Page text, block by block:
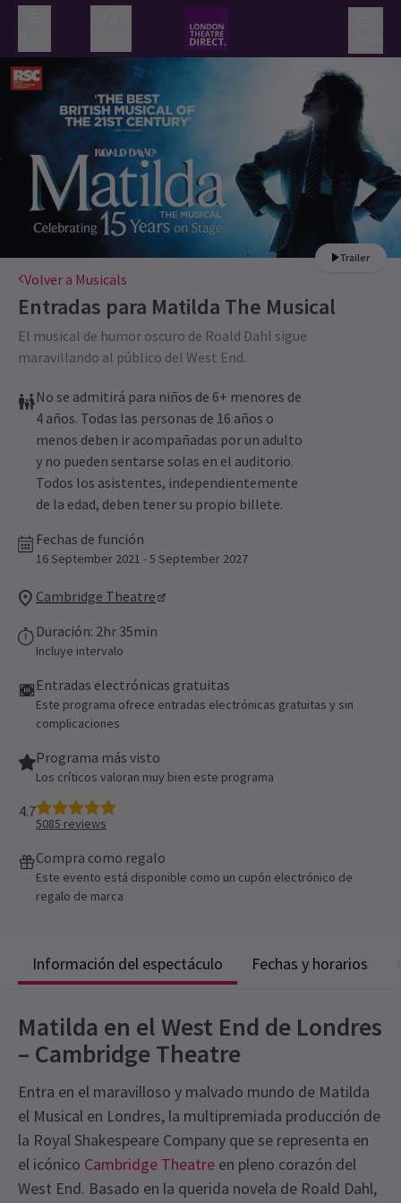
Trailer
Volver a Musicals
Entradas para Matilda The Musical
El musical de humor oscuro de Roald Dahl sigue
maravillando al público del West End.
No se admitirá para niños de 6+ menores de
4 años. Todas las personas de 16 años o
menos deben ir acompañadas por un adulto
y no pueden sentarse solas en el auditorio.
Todos los asistentes, independientemente
de la edad, deben tener su propio billete.
Fechas de función
16 September 2021 - 5 September 2027
Cambridge Theatre
Duración: 2hr 35min
Incluye intervalo
Entradas electrónicas gratuitas
Este programa ofrece entradas electrónicas gratuitas y sin
complicaciones
Programa más visto
Los críticos valoran muy bien este programa
4.7
5085 reviews
Compra como regalo
Este evento está disponible como un cupón electrónico de
regalo de marca
Información del espectáculo Fechas y horarios
Matilda en el West End de Londres
– Cambridge Theatre
Entra en el maravilloso y malvado mundo de Matilda
el Musical en Londres, la multipremiada producción de
la Royal Shakespeare Company que se representa en
el icónico Cambridge Theatre en pleno corazón del
West End. Basado en la querida novela de Roald Dahl,